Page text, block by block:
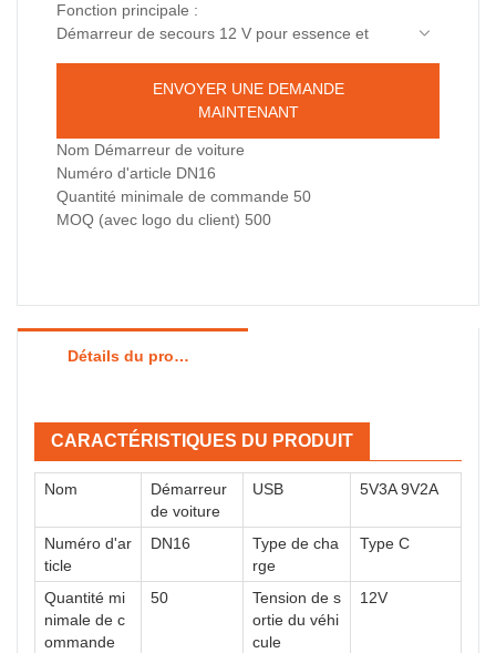
Fonction principale :
Démarreur de secours 12 V pour essence et
Éclairage d'urgence à LED : lumière, flash SOS
(lumière rouge et bleue)
appareil électrique
Protection : protection contre les courts-circuits,
protection contre les surcharges, protection
contre les décharges excessives
Avec écran d'affichage couleur
ENVOYER UNE DEMANDE
MAINTENANT
Nom Démarreur de voiture
Numéro d'article DN16
Quantité minimale de commande 50
MOQ (avec logo du client) 500
Détails du produit
CARACTÉRISTIQUES DU PRODUIT
Nom
Démarreur
de voiture
USB 5V3A 9V2A
Numéro d'ar
ticle
DN16
Type de cha
rge
Type C
Quantité mi
nimale de c
ommande
50
Tension de s
ortie du véhi
cule
12V